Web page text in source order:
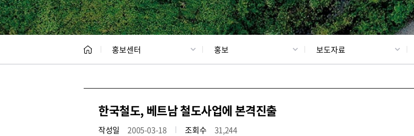
홍보센터 홍보 보도자료
한국철도, 베트남 철도사업에 본격진출
작성일 2005-03-18 조회수 31,244